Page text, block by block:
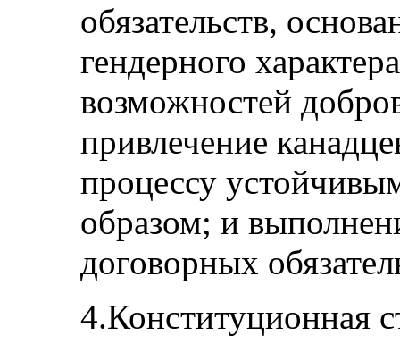
обязательств,
гендерного
возможностей
привлечение
процессу
образом; и
договорных
4.Конституционная